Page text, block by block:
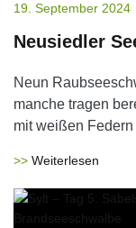
19. September 2024
Neusiedler
Neun
manche tragen
mit weißen
Weiterlesen